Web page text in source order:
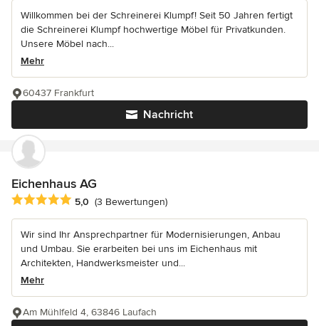
Willkommen bei der Schreinerei Klumpf! Seit 50 Jahren fertigt
die Schreinerei Klumpf hochwertige Möbel für Privatkunden.
Unsere Möbel nach...
Mehr
Nachricht
60437 Frankfurt
Eichenhaus AG
Durchschnittliche Bewertung: 5 von 5 Sternen
5,0 (3 Bewertungen)
Wir sind Ihr Ansprechpartner für Modernisierungen, Anbau
und Umbau. Sie erarbeiten bei uns im Eichenhaus mit
Architekten, Handwerksmeister und...
Mehr
Am Mühlfeld 4, 63846 Laufach